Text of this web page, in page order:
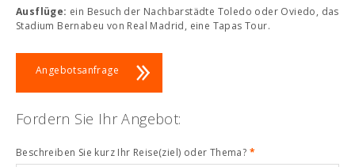
Ausflüge: ein Besuch der Nachbarstädte Toledo oder Oviedo, das
Stadium Bernabeu von Real Madrid, eine Tapas Tour.
Angebotsanfrage
Fordern Sie Ihr Angebot:
Beschreiben Sie kurz Ihr Reise(ziel) oder Thema? *